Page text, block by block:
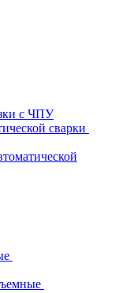
с ЧПУ
сварки